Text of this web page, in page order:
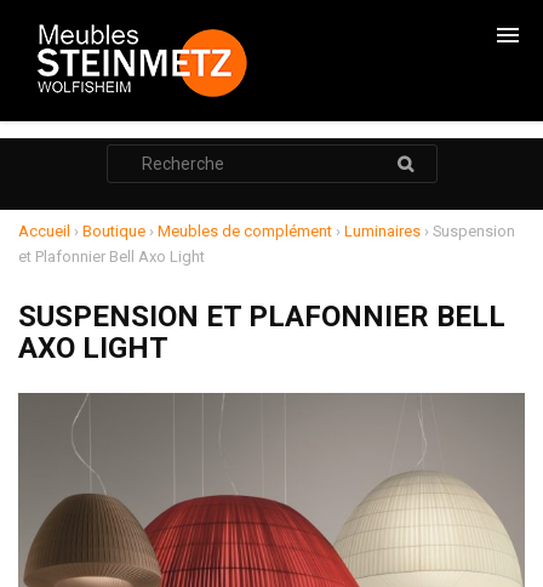
CHAMBRES
CADRES DE LITS
ARMOIRES
COMMODES
CHEVETS
RANGEMENTS
SALONS
MEUBLE TV
POUF
BIBLIOTHÈQUE
Rechercher
:
Accueil › Boutique › Meubles de complément › Luminaires › Suspension
et Plafonnier Bell Axo Light
SUSPENSION ET PLAFONNIER BELL
AXO LIGHT